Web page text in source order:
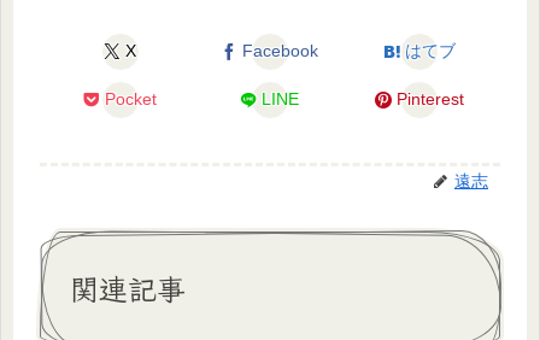
X Facebook はてブ
Pocket LINE Pinterest
遠志
関連記事